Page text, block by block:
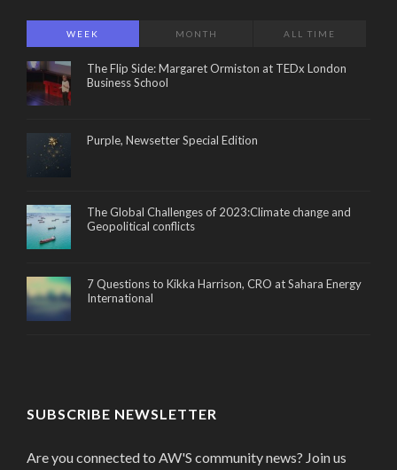
WEEK MONTH ALL TIME
The Flip Side: Margaret Ormiston at TEDx London
Business School
Purple, Newsetter Special Edition
The Global Challenges of 2023:Climate change and
Geopolitical conflicts
7 Questions to Kikka Harrison, CRO at Sahara Energy
International
SUBSCRIBE NEWSLETTER
Are you connected to AW'S community news? Join us